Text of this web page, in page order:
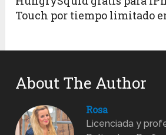
Touch por tiempo limitado
About The Author
Rosa
Licenciada y